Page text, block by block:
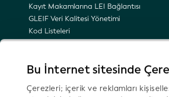
Bu İnternet sitesinde
Çerezleri; içerik ve reklamları
Kayıt Makamlarına LEI Bağlantısı
GLEIF Veri Kalitesi Yönetimi
Kod Listeleri
LEI Ad Alanı
Teknik Güncellemeler Hakkında E-Posta